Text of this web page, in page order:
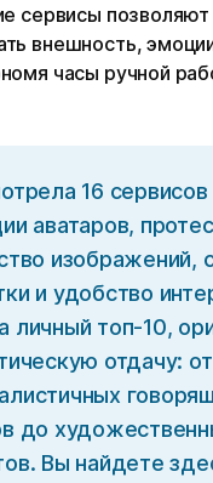
сервисы позволяют
внешность,
часы ручной
16
аватаров,
изображений,
и удобство
личный топ-10,
отдачу: от
до
Вы найдете